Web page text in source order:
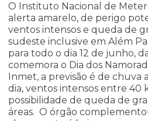
O Instituto Nacional de
alerta amarelo, de perigo
ventos intensos e queda de
sudeste inclusive em Além
para todo o dia 12 de junho,
comemora o Dia dos
Inmet, a previsão é de chuva
dia, ventos intensos entre 40
possibilidade de queda de
áreas. O órgão